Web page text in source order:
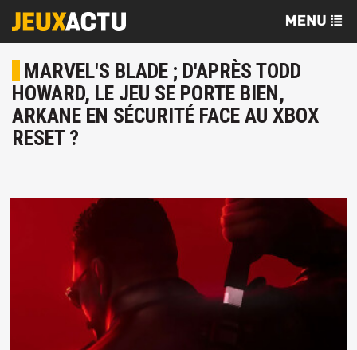
MARVEL'S BLADE ; D'APRÈS TODD
HOWARD, LE JEU SE PORTE BIEN,
ARKANE EN SÉCURITÉ FACE AU XBOX
RESET ?